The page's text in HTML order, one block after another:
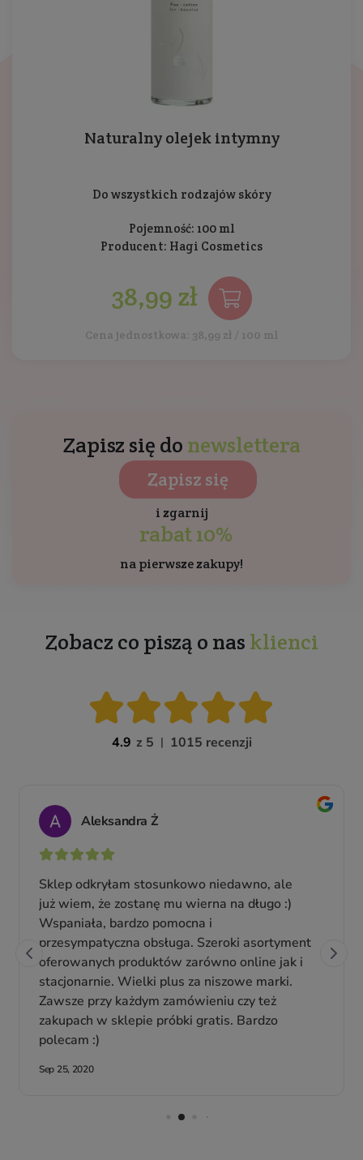
Naturalny olejek intymny
Do wszystkich rodzajów skóry
Pojemność: 100 ml
Producent: Hagi Cosmetics
38,99 zł
Cena jednostkowa: 38,99 zł / 100 ml
Zapisz się do newslettera
Zapisz się
i zgarnij
rabat 10%
na pierwsze zakupy!
Zobacz co piszą o nas klienci